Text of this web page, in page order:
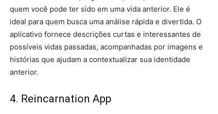
quem você pode ter sido em uma vida anterior. Ele é
ideal para quem busca uma análise rápida e divertida. O
aplicativo fornece descrições curtas e interessantes de
possíveis vidas passadas, acompanhadas por imagens e
histórias que ajudam a contextualizar sua identidade
anterior.
4. Reincarnation App